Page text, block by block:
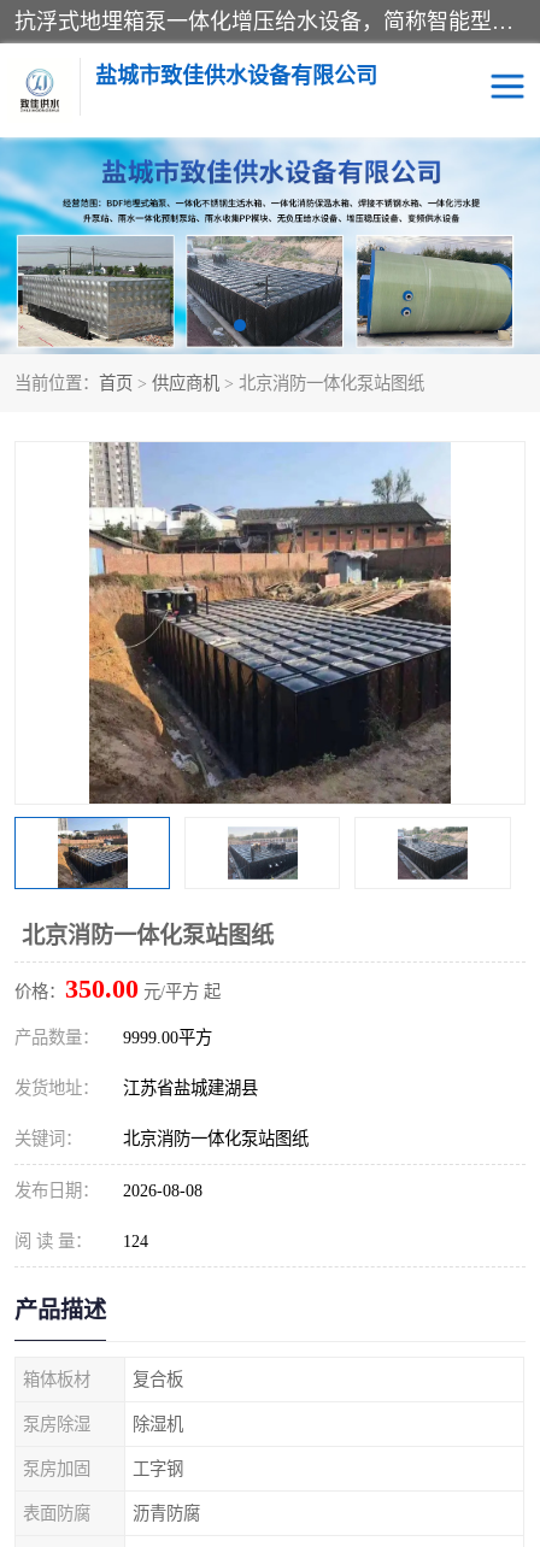
抗浮式地埋箱泵一体化增压给水设备，简称智能型泵站。它由由水泵机组、消防水箱、泵房三大部分组成，其抗浮效果好，因为设计时通过将底板与箱体联在一起，箱体重量抵消了地下水浮力。系统维护好，内部拉筋、泵站、管道，喷淋等各部运行正堂，无一损坏；结构更牢固。
盐城市致佳供水设备有限公司
当前位置： 首页 > 供应商机 > 北京消防一体化泵站图纸
北京消防一体化泵站图纸
价格： 350.00 元/平方 起
产品数量： 9999.00平方
发货地址： 江苏省盐城建湖县
关键词： 北京消防一体化泵站图纸
发布日期： 2026-08-08
阅 读 量： 124
产品描述
箱体板材 复合板
泵房除湿 除湿机
泵房加固 工字钢
表面防腐 沥青防腐
消防一体化水箱 地埋箱泵一体化
一体化污水泵站